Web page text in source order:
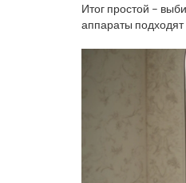
Итог простой –
аппараты